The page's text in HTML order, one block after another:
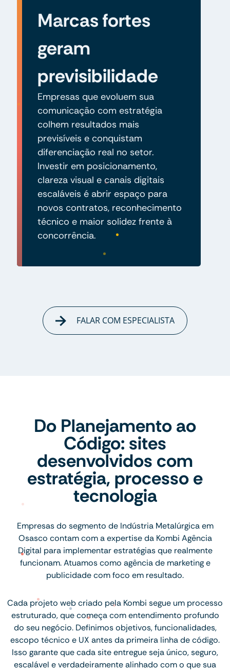
Marcas fortes
geram
previsibilidade
Empresas que evoluem sua
comunicação com estratégia
colhem resultados mais
previsíveis e conquistam
diferenciação real no setor.
Investir em posicionamento,
clareza visual e canais digitais
escaláveis é abrir espaço para
novos contratos, reconhecimento
técnico e maior solidez frente à
concorrência.
FALAR COM ESPECIALISTA
Do Planejamento ao
Código: sites
desenvolvidos com
estratégia, processo e
tecnologia
Empresas do segmento de Indústria Metalúrgica em
Osasco contam com a expertise da Kombi Agência
Digital para implementar estratégias que realmente
funcionam. Atuamos como agência de marketing e
publicidade com foco em resultado.
Cada projeto web criado pela Kombi segue um processo
estruturado, que começa com entendimento profundo
do seu negócio. Definimos objetivos, funcionalidades,
escopo técnico e UX antes da primeira linha de código.
Isso garante que cada site entregue seja único, seguro,
escalável e verdadeiramente alinhado com o que sua